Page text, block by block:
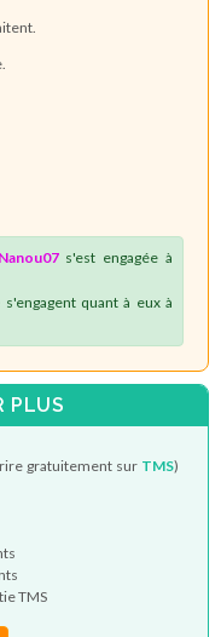
Nanou07s'est engagée à
quant à eux à
PLUS
gratuitement sur TMS)
TMS